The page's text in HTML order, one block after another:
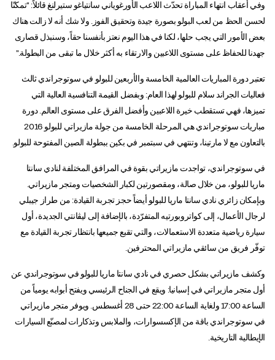
وفي أعقاب انتهاء المباراة تحدّث اللاعب الأورغوياني سانتياغو ستيرلنغ قائلاً: "تمكنّا
لحسن الحظ من لعب البولو بصورة جيدة وتحقيق الفوز. ولا شك أنه لا زالت هناك
بعض الأمور التي يجب حلها، لكنا في هذا اليوم نعتز بأنفسنا حقاً، وسنبذل قصارى
جهدنا للحفاظ على مستوى اللاعبين والارتقاء به أكثر خلال ما تبقى من البطولة."
تعتبر دورة المباريات العالمية الخامسة والأربعين للبولو في سوتوجراندي ثالث
فعاليات الجراند سلام للبولو لهذا العام: وبفضل القيمة التنافسية العالية التي
تميزها، فهي تستقطب خيرة اللاعبين وأفضل الفرق على مستوى العالم. دورة
مباريات سوتوجراندي هي المرحلة الخامسة من جولة مازيراتي للبولو 2016
بالتعاون مع لا مارتينا، وتنتهي في سبتمبر في بكين ببطولة الصين المفتوحة للبولو.
في سوتوجراندي، تواجدت مازيراتي بقوة في المرافق المختلفة لنادي سانتا
ماريا للبولو، من خلال صالة، ومقصورتين لكبار الشخصيات ومتجر مازيراتي.
وبإمكان زائري نادي سانتا ماريا للبولو أيضاً حجز تجربة القيادة: من طراز جيبلي
لرجال الأعمال، إلى كواتروبورتيه المتفرّدة، بالإضافة إلى ليڤانتي الجديدة، أول
سيارة رياضية متعددة الاستعمالات، والتي تقبع جميعها بانتظار تجربة القيادة مع
توفّر فريق من سائقي مازيراتي المحترفين.
وكشف مازيراتي بشكل حصري في نادي سانتا ماريا للبولو في سوتوجراندي عن
أول متجر مازيراتي في إسبانيا: ويقع في الجناح الرئيسي ويفتح أبوابه يومياً من
الساعة 17:00 ولغاية الساعة 22:00 حتى 28 أغسطس. ويوفر متجر مازيراتي
في سوتوجراندي باقة من الإكسسوارات، والملابس وتذكارات لمصنّع السيارات
الإيطالية التاريخية.